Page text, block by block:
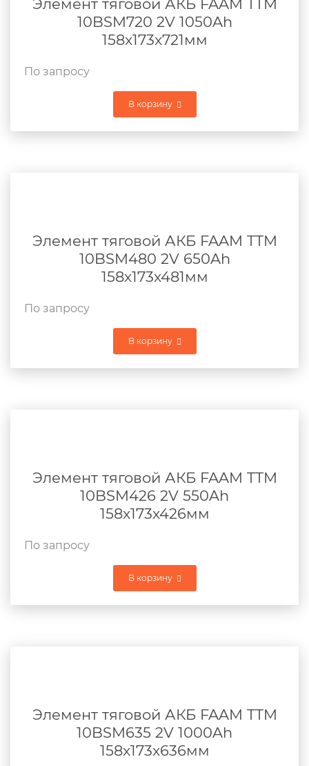
Элемент тяговой АКБ FAAM TTM
10BSM720 2V 1050Ah
158x173x721мм
По запросу
В корзину
Элемент тяговой АКБ FAAM TTM
10BSM480 2V 650Ah
158x173x481мм
По запросу
В корзину
Элемент тяговой АКБ FAAM TTM
10BSM426 2V 550Ah
158x173x426мм
По запросу
В корзину
Элемент тяговой АКБ FAAM TTM
10BSM635 2V 1000Ah
158x173x636мм